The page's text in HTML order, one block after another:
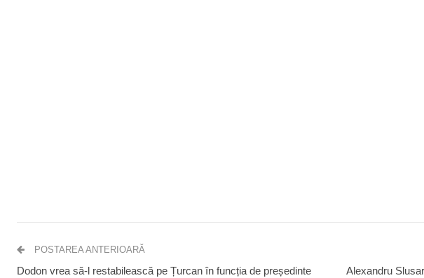
POSTAREA ANTERIOARĂ
Dodon vrea să-l restabilească pe Țurcan în funcția de președinte
Alexandru